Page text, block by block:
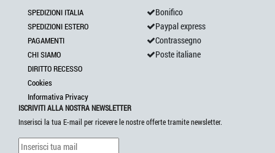
SPEDIZIONI ITALIA
SPEDIZIONI ESTERO
PAGAMENTI
CHI SIAMO
DIRITTO RECESSO
Cookies
Informativa Privacy
Bonifico
Paypal express
Contrassegno
Poste italiane
ISCRIVITI ALLA NOSTRA NEWSLETTER
Inserisci la tua E-mail per ricevere le nostre offerte tramite newsletter.